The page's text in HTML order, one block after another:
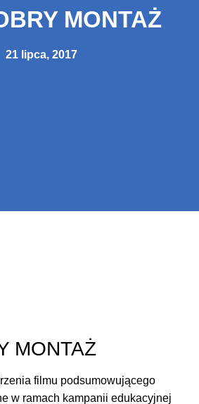
MONTAŻ
21 lipca, 2017
MONTAŻ
filmu podsumowującego
w ramach kampanii edukacyjnej